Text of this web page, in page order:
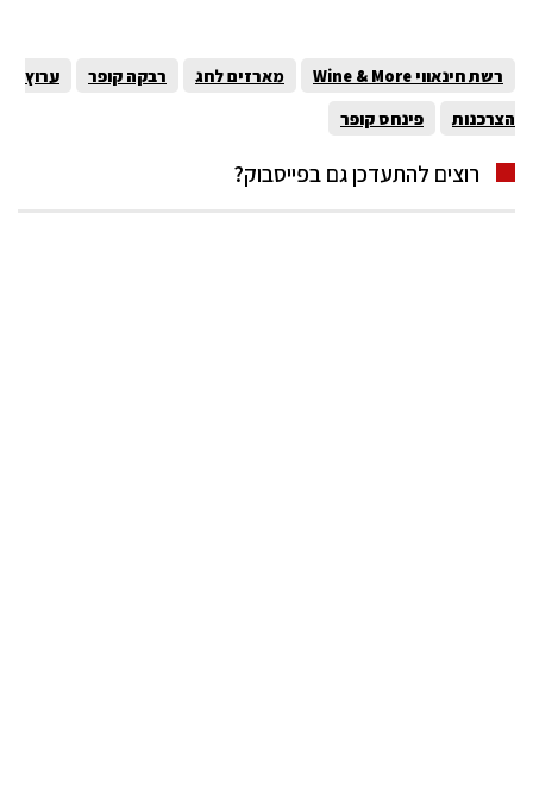
רשת חינאווי Wine & More מארזים לחג רבקה קופר
ערוץ
הצרכנות
פינחס קופר
רוצים להתעדכן גם בפייסבוק?